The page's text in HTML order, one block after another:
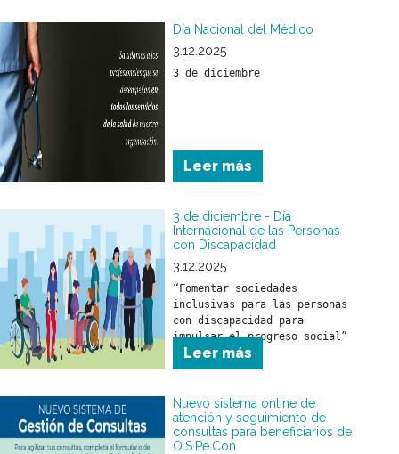
Día Nacional del Médico
3.12.2025
3 de diciembre
Leer más
3 de diciembre - Día
Internacional de las Personas
con Discapacidad
3.12.2025
“Fomentar sociedades
inclusivas para las personas
con discapacidad para
impulsar el progreso social”
Leer más
Nuevo sistema online de
atención y seguimiento de
consultas para beneficiarios de
O.S.Pe.Con